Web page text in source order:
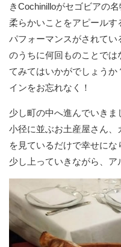
きCochinilloがセゴビアの名
柔らかいことをアピールす
パフォーマンスがされて
のうちに何回ものことでは
てみてはいかがでしょうか
インをお忘れなく！
少し町の中へ進んでいきま
小径に並ぶお土産屋さん
を見ているだけで幸せにな
少し上っていきながら、ア